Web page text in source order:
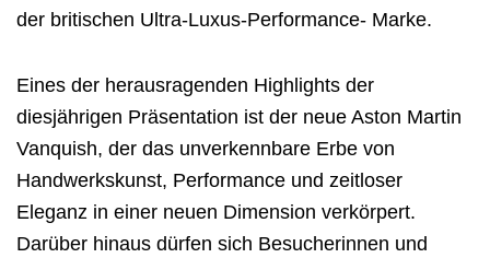
der britischen Ultra-Luxus-Performance- Marke.
Eines der herausragenden Highlights der
diesjährigen Präsentation ist der neue Aston Martin
Vanquish, der das unverkennbare Erbe von
Handwerkskunst, Performance und zeitloser
Eleganz in einer neuen Dimension verkörpert.
Darüber hinaus dürfen sich Besucherinnen und